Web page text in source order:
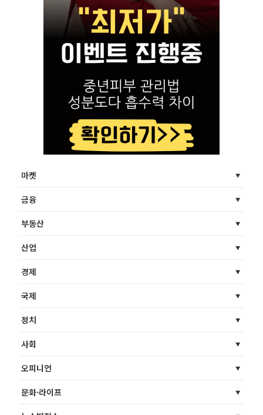
마켓
금융
부동산
산업
경제
국제
정치
사회
오피니언
문화·라이프